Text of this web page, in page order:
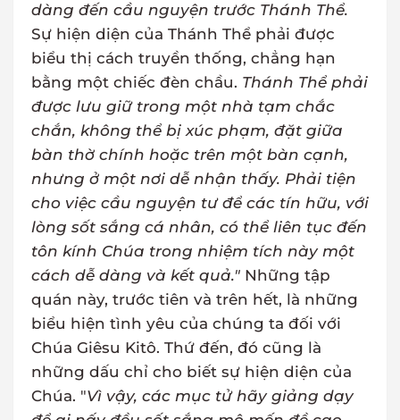
dàng đến cầu nguyện trước Thánh Thể.
Sự hiện diện của Thánh Thể phải được
biểu thị cách truyền thống, chẳng hạn
bằng một chiếc đèn chầu. Thánh Thể phải
được lưu giữ trong một nhà tạm chắc
chắn, không thể bị xúc phạm, đặt giữa
bàn thờ chính hoặc trên một bàn cạnh,
nhưng ở một nơi dễ nhận thấy. Phải tiện
cho việc cầu nguyện tư để các tín hữu, với
lòng sốt sắng cá nhân, có thể liên tục đến
tôn kính Chúa trong nhiệm tích này một
cách dễ dàng và kết quả." Những tập
quán này, trước tiên và trên hết, là những
biểu hiện tình yêu của chúng ta đối với
Chúa Giêsu Kitô. Thứ đến, đó cũng là
những dấu chỉ cho biết sự hiện diện của
Chúa. "Vì vậy, các mục tử hãy giảng dạy